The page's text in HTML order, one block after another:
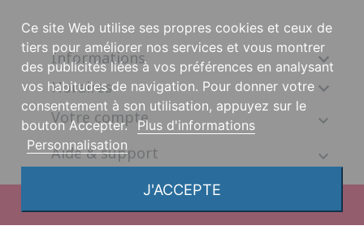
Informations 
Horaires 
Votre compte
Aide & support
Ce site Web utilise ses propres cookies et ceux de
tiers pour améliorer nos services et vous montrer
des publicités liées à vos préférences en analysant
vos habitudes de navigation. Pour donner votre
consentement à son utilisation, appuyez sur le
bouton Accepter. Plus d'informations
Personnalisation
J'ACCEPTE